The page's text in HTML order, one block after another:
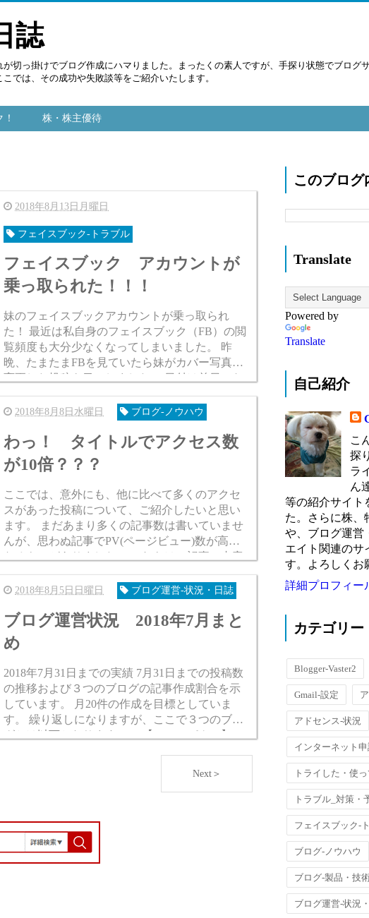
誌
切っ掛けでブログ作成にハマりました。まったくの素人ですが、手探り状態でブログ
では、その成功や失敗談等をご紹介いたします。
株・株主優待
2018年8月13日月曜日
フェイスブック-トラブル
フェイスブック アカウントが
乗っ取られた！！！
妹のフェイスブックアカウントが乗っ取られ
た！ 最近は私自身のフェイスブック（FB）の閲
覧頻度も大分少なくなってしまいました。 昨
晩、たまたまFBを見ていたら妹がカバー写真を
変更した投稿を目にしました。 日付は前日にな
っていました。 「韓国のかわいら...
2018年8月8日水曜日 ブログ-ノウハウ
わっ！ タイトルでアクセス数
が10倍？？？
ここでは、意外にも、他に比べて多くのアクセ
スがあった投稿について、ご紹介したいと思い
ます。 まだあまり多くの記事数は書いていませ
んが、思わぬ記事でPV(ページビュー)数が高く
なるものがありました。 これらは、記事の内容
というよりも、まず、タイトルに目が留...
2018年8月5日日曜日 ブログ運営-状況・日誌
ブログ運営状況 2018年7月まと
め
2018年7月31日までの実績 7月31日までの投稿数
の推移および３つのブログの記事作成割合を示
しています。 月20件の作成を目標としていま
す。 繰り返しになりますが、ここで３つのブロ
グとは以下となります。 ・【モモ、パク！】
Next＞
このブログ
Translate
Powered by
Translate
自己紹介
こ
探
ラ
ん
等の紹介サイト
た。さらに株、
や、ブログ運営
エイト関連のサ
す。よろしくお
詳細プロフィー
カテゴリー
Blogger-Vaster2
Gmail-設定
アドセンス-状況
インターネット
トライした・使
トラブル_対策・
フェイスブック-
ブログ-ノウハウ
ブログ-製品・技
ブログ運営-状況